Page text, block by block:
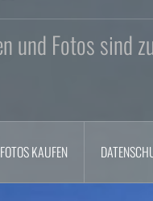
und Fotos sind
FOTOS KAUFEN